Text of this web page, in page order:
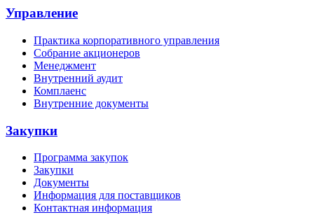
Управление
Практика корпоративного управления
Собрание акционеров
Менеджмент
Внутренний аудит
Комплаенс
Внутренние документы
Закупки
Программа закупок
Закупки
Документы
Информация для поставщиков
Контактная информация